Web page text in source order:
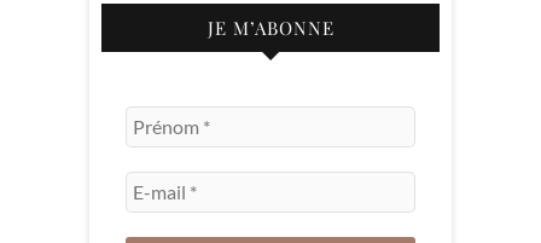
JE M’ABONNE